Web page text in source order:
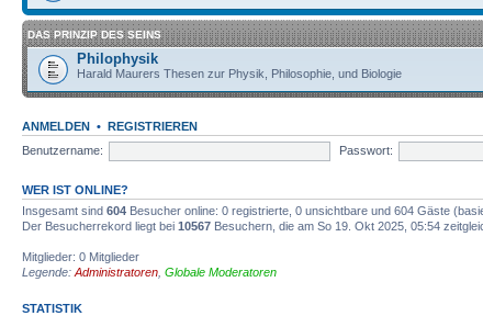
DAS PRINZIP DES SEINS
Philophysik
Harald Maurers Thesen zur Physik, Philosophie, und Biologie
ANMELDEN • REGISTRIEREN
Benutzername:
Passwort:
WER IST ONLINE?
Insgesamt sind 604 Besucher online: 0 registrierte, 0 unsichtbare und 604 Gäste
Der Besucherrekord liegt bei 10567 Besuchern, die am So 19. Okt 2025, 05:54
Mitglieder: 0 Mitglieder
Legende: Administratoren Globale Moderatoren
STATISTIK